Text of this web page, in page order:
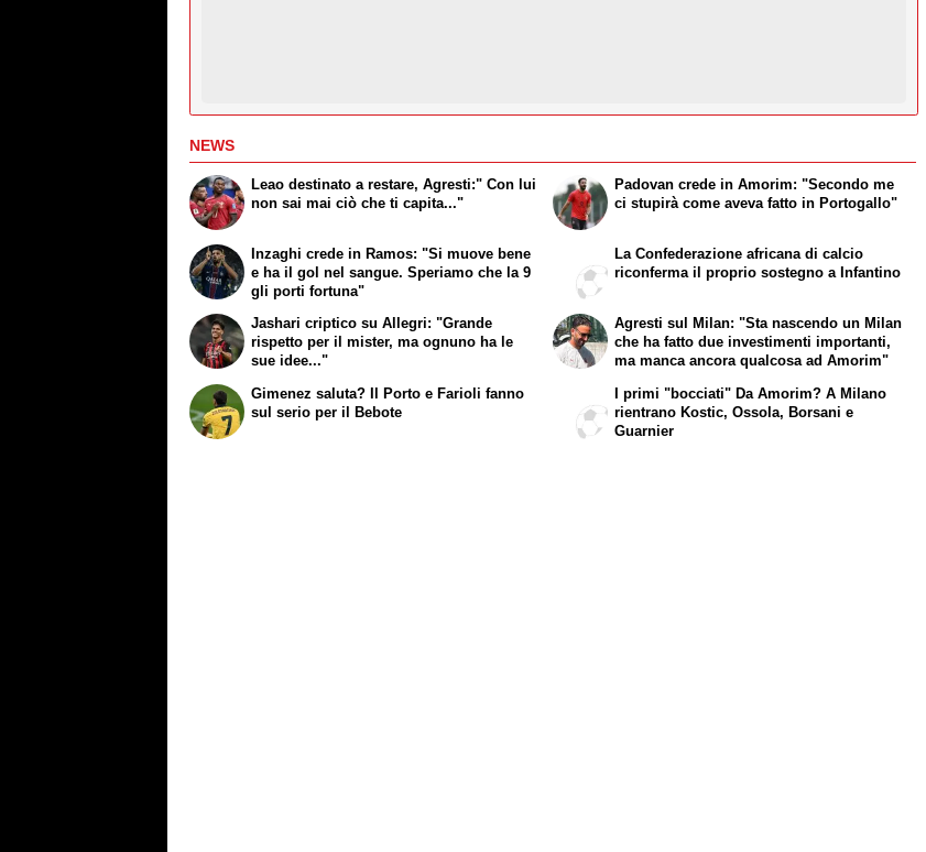
NEWS
Leao destinato a restare, Agresti:" Con lui
non sai mai ciò che ti capita..."
Inzaghi crede in Ramos: "Si muove bene
e ha il gol nel sangue. Speriamo che la 9
gli porti fortuna"
Padovan crede in Amorim: "Secondo me
ci stupirà come aveva fatto in Portogallo"
La Confederazione africana di calcio
riconferma il proprio sostegno a Infantino
Jashari criptico su Allegri: "Grande
rispetto per il mister, ma ognuno ha le
sue idee..."
Gimenez saluta? Il Porto e Farioli fanno
sul serio per il Bebote
Agresti sul Milan: "Sta nascendo un Milan
che ha fatto due investimenti importanti,
ma manca ancora qualcosa ad Amorim"
I primi "bocciati" Da Amorim? A Milano
rientrano Kostic, Ossola, Borsani e
Guarnier